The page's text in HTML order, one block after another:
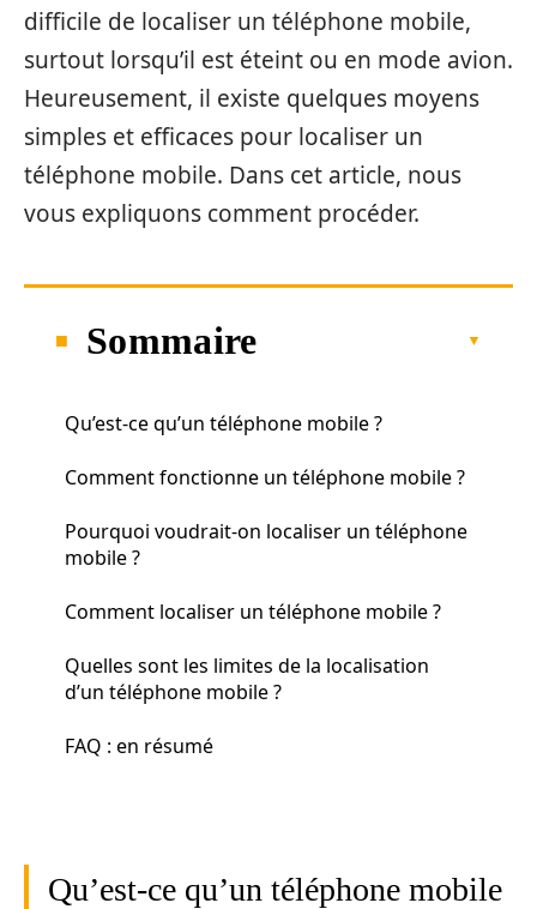
difficile de localiser un téléphone mobile,
surtout lorsqu’il est éteint ou en mode avion.
Heureusement, il existe quelques moyens
simples et efficaces pour localiser un
téléphone mobile. Dans cet article, nous
vous expliquons comment procéder.
Sommaire
Qu’est-ce qu’un téléphone mobile ?
Comment fonctionne un téléphone mobile ?
Pourquoi voudrait-on localiser un téléphone
mobile ?
Comment localiser un téléphone mobile ?
Quelles sont les limites de la localisation
d’un téléphone mobile ?
FAQ : en résumé
Qu’est-ce qu’un téléphone mobile